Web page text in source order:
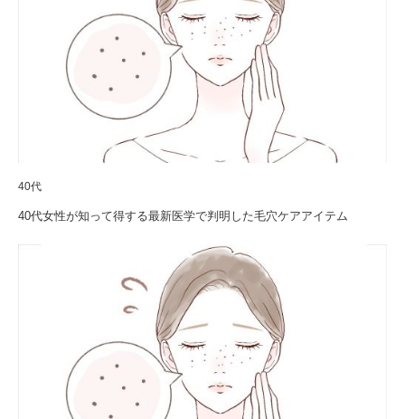
40代
40代女性が知って得する最新医学で判明した毛穴ケアアイテム